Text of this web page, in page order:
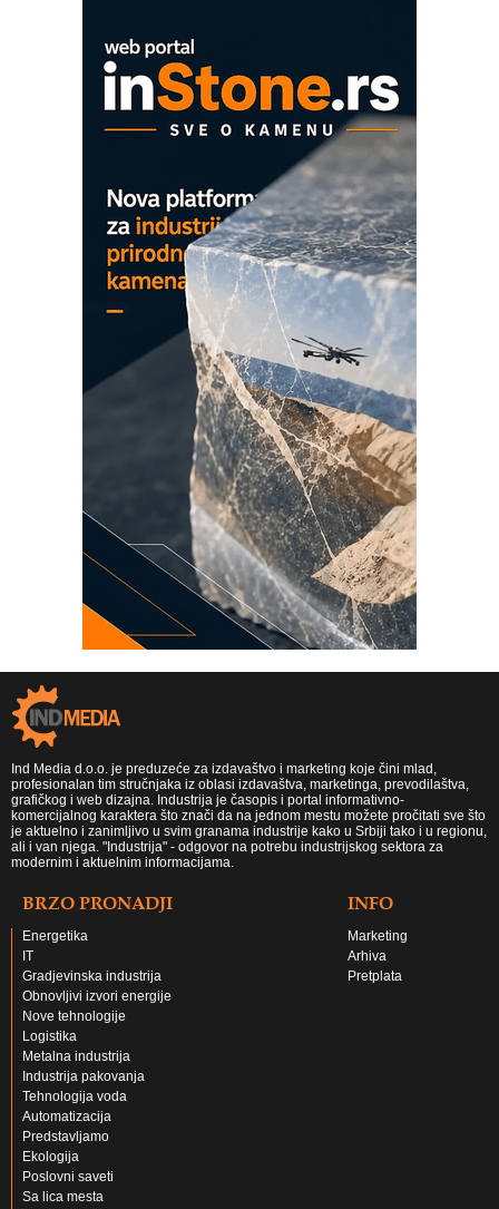
COMBYPACK
EVOKS Maintenance Management
ROSA i SCHUNK podižu proizvodnju
Detekcija različitih oblika
Ind Media d.o.o. je preduzeće za izdavaštvo i marketing koje čini mlad,
profesionalan tim stručnjaka iz oblasi izdavaštva, marketinga, prevodilaštva,
grafičkog i web dizajna. Industrija je časopis i portal informativno-
komercijalnog karaktera što znači da na jednom mestu možete pročitati sve što
je aktuelno i zanimljivo u svim granama industrije kako u Srbiji tako i u regionu,
ali i van njega. "Industrija" - odgovor na potrebu industrijskog sektora za
modernim i aktuelnim informacijama.
BRZO PRONADJI
Energetika
IT
Gradjevinska industrija
Obnovljivi izvori energije
Nove tehnologije
Logistika
Metalna industrija
Industrija pakovanja
Tehnologija voda
Automatizacija
Predstavljamo
Ekologija
Poslovni saveti
Sa lica mesta
INFO
Marketing
Arhiva
Pretplata